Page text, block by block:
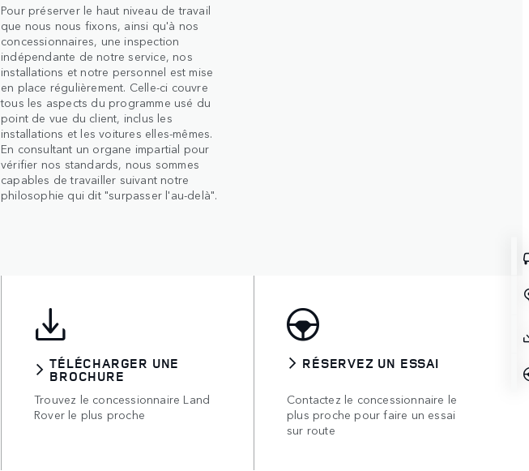
Pour préserver le haut niveau de travail
que nous nous fixons, ainsi qu'à nos
concessionnaires, une inspection
indépendante de notre service, nos
installations et notre personnel est mise
en place régulièrement. Celle-ci couvre
tous les aspects du programme usé du
point de vue du client, inclus les
installations et les voitures elles-mêmes.
En consultant un organe impartial pour
vérifier nos standards, nous sommes
capables de travailler suivant notre
philosophie qui dit "surpasser l'au-delà".
TÉLÉCHARGER UNE
BROCHURE
Trouvez le concessionnaire Land
Rover le plus proche
RÉSERVEZ UN ESSAI
Contactez le concessionnaire le
plus proche pour faire un essai
sur route